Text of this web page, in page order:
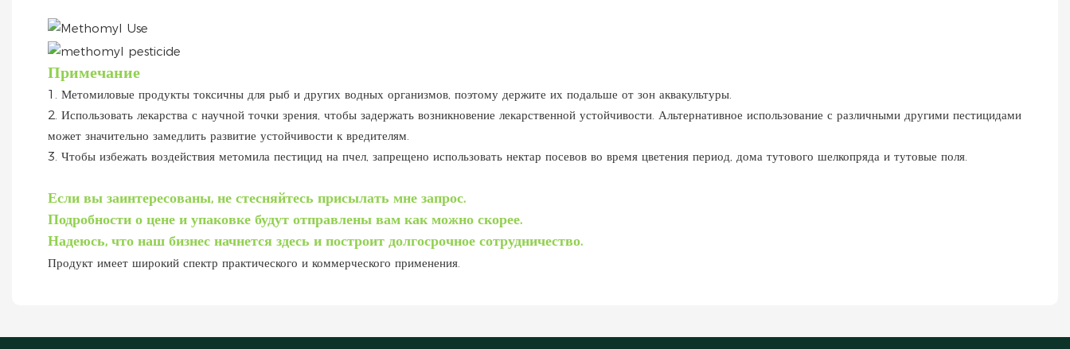
Примечание
1. Метомиловые продукты токсичны для рыб и других водных организмов, поэтому держите их подальше от зон аквакультуры.
2. Использовать лекарства с научной точки зрения, чтобы задержать возникновение лекарственной устойчивости. Альтернативное использование с различными другими пестицидами
может значительно замедлить развитие устойчивости к вредителям.
3. Чтобы избежать воздействия метомила пестицид на пчел, запрещено использовать нектар посевов во время цветения период, дома тутового шелкопряда и тутовые поля.
Если вы заинтересованы, не стесняйтесь присылать мне запрос.
Подробности о цене и упаковке будут отправлены вам как можно скорее.
Надеюсь, что наш бизнес начнется здесь и построит долгосрочное сотрудничество.
Продукт имеет широкий спектр практического и коммерческого применения.